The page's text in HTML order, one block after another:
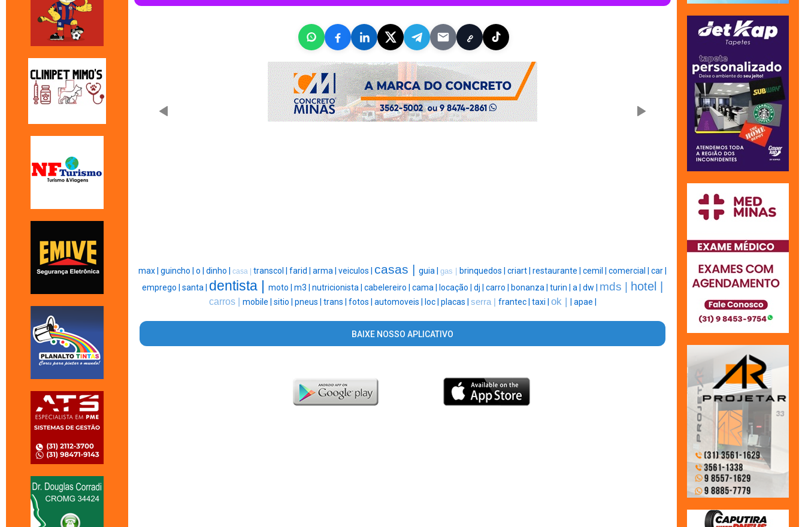
max | guincho | o | dinho | casa | transcol | farid | arma | veiculos | casas | guia | gas | brinquedos | criart | restaurante | cemil | comercial | car |
emprego | santa | dentista | moto | m3 | nutricionista | cabelereiro | cama | locação | dj | carro | bonanza | turin | a | dw | mds | hotel |
carros | mobile | sitio | pneus | trans | fotos | automoveis | loc | placas | serra | frantec | taxi | ok | apae |
BAIXE NOSSO APLICATIVO